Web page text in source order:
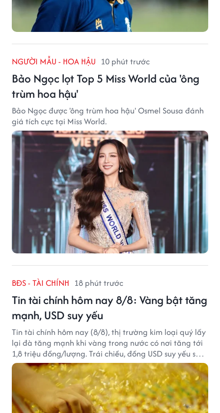
NGƯỜI MẪU - HOA HẬU 10 phút trước
Bảo Ngọc lọt Top 5 Miss World của 'ông
trùm hoa hậu'
Bảo Ngọc được 'ông trùm hoa hậu' Osmel Sousa đánh
giá tích cực tại Miss World.
BĐS - TÀI CHÍNH 18 phút trước
Tin tài chính hôm nay 8/8: Vàng bật tăng
mạnh, USD suy yếu
Tin tài chính hôm nay (8/8), thị trường kim loại quý lấy
lại đà tăng mạnh khi vàng trong nước có nơi tăng tới
1,8 triệu đồng/lượng. Trái chiều, đồng USD suy yếu sau
báo cáo việc làm Mỹ kém tích cực.